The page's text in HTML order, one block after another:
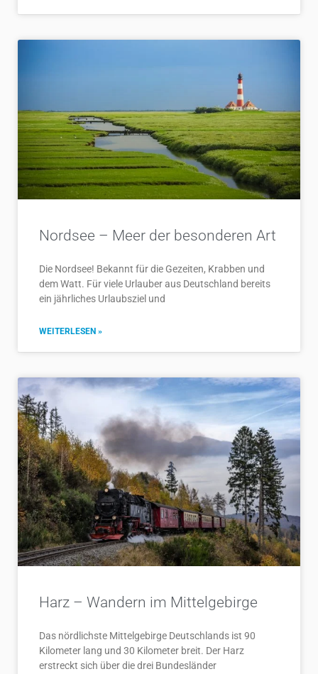
Nordsee – Meer der besonderen Art
Die Nordsee! Bekannt für die Gezeiten, Krabben und
dem Watt. Für viele Urlauber aus Deutschland bereits
ein jährliches Urlaubsziel und
WEITERLESEN »
Harz – Wandern im Mittelgebirge
Das nördlichste Mittelgebirge Deutschlands ist 90
Kilometer lang und 30 Kilometer breit. Der Harz
erstreckt sich über die drei Bundesländer